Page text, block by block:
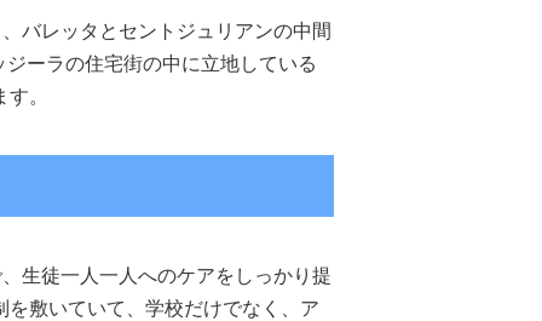
バレッタとセントジュリアンの中間
ーラの住宅街の中に立地している
。
生徒一人一人へのケアをしっかり提
敷いていて、学校だけでなく、ア